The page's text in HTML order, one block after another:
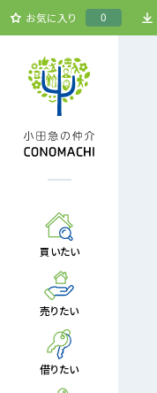
お気に入り 0
買いたい
売りたい
借りたい